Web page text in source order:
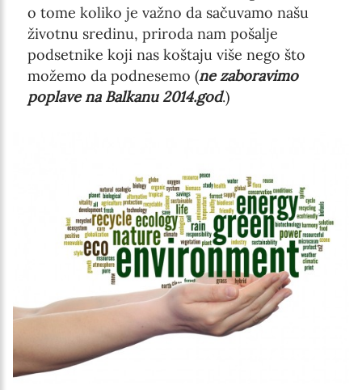
o tome koliko je važno da sačuvamo našu
životnu sredinu, priroda nam pošalje
podsetnike koji nas koštaju više nego što
možemo da podnesemo (ne zaboravimo
poplave na Balkanu 2014.god.)